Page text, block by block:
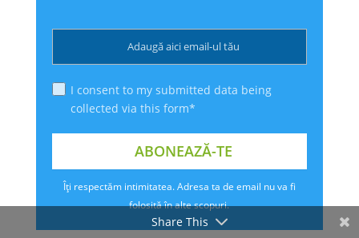
I consent to my submitted data being
collected via this form*
Îți respectăm intimitatea. Adresa ta de email nu va fi
folosită în alte scopuri.
Share This